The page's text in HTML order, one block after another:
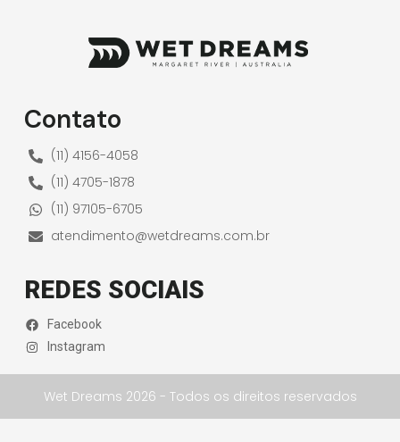
Contato
(11) 4156-4058
(11) 4705-1878
(11) 97105-6705
atendimento@wetdreams.com.br
REDES SOCIAIS
Facebook
Instagram
Wet Dreams 2026 - Todos os direitos reservados